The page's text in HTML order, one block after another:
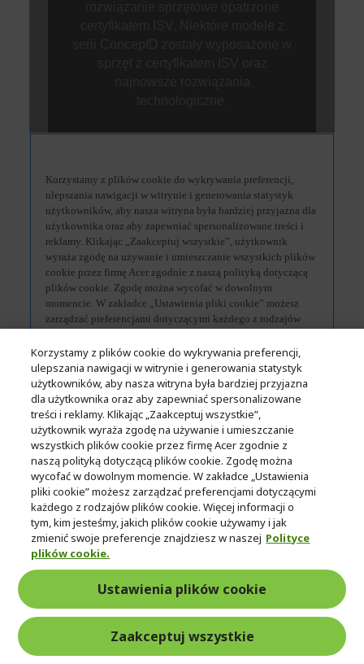
Dane techniczne
Produkty powiązane
Korzystamy z plików cookie do wykrywania preferencji,
ulepszania nawigacji w witrynie i generowania statystyk
użytkowników, aby nasza witryna była bardziej przyjazna
dla użytkownika oraz aby zapewniać spersonalizowane
treści i reklamy. Klikając „Zaakceptuj wszystkie”,
użytkownik wyraża zgodę na używanie i umieszczanie
wszystkich plików cookie przez firmę Acer zgodnie z
naszą polityką dotyczącą plików cookie. Zgodę można
wycofać w dowolnym momencie. W zakładce „Ustawienia
pliki cookie” możesz zarządzać preferencjami dotyczącymi
każdego z rodzajów plików cookie. Więcej informacji o
tym, kim jesteśmy, jakich plików cookie używamy i jak
zmienić swoje preferencje znajdziesz w naszej Polityce
plików cookie.
Ustawienia plików cookie
Zaakceptuj wszystkie